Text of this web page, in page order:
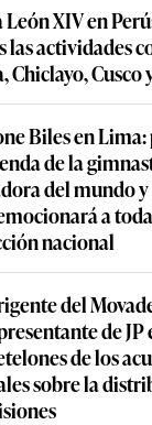
León XIV en
las actividades
Chiclayo, Cusco
Biles en Lima:
de la
del mundo
a
nacional
del
de JP
de los
sobre la